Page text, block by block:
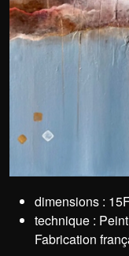
dimensions :
technique :
Fabrication